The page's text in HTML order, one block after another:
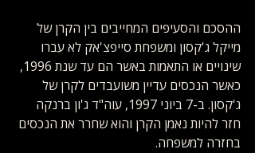
ההסכם והסעיפים המחייבים בין הקרן של
מייקל ג'קסון ומשפחת סייפצ'אק לא עברו
שינויים או התאמות באשר הם עד שנת 1996,
כאשר הנכסים עדיין משועבדים לקרן של
ג'קסון. ב-7 ביוני 1997, עוה"ד ג'ון ברנקה
חזר להיות נאמן הקרן והוא שחרר את הנכסים
בחזרה למשפחה.